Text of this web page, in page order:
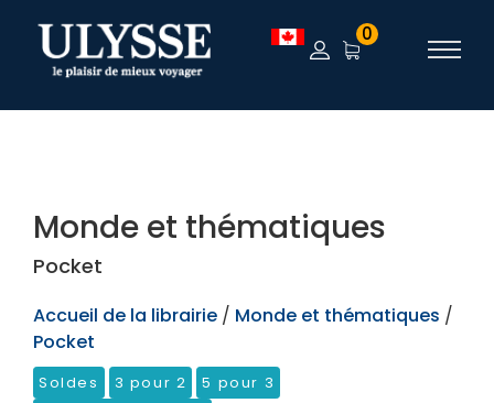
TEST 0
Monde et thématiques
Pocket
Accueil de la librairie / Monde et thématiques /
Pocket
Soldes 3 pour 2
5 pour 3